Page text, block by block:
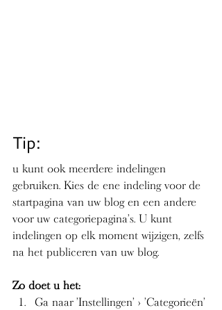
Tip:
u kunt ook meerdere indelingen
gebruiken. Kies de ene indeling voor de
startpagina van uw blog en een andere
voor uw categoriepagina's. U kunt
indelingen op elk moment wijzigen, zelfs
na het publiceren van uw blog.
Zo doet u het:
Ga naar 'Instellingen' > 'Categorieën'